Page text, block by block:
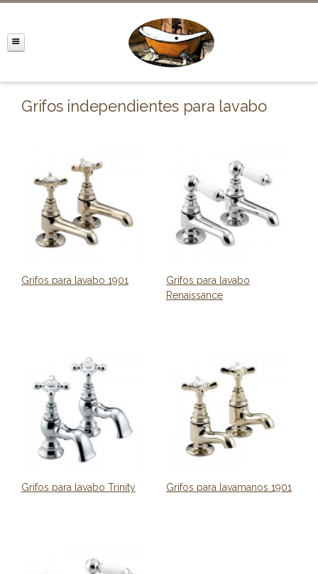
Grifos independientes para lavabo
Grifos para lavabo 1901
Grifos para lavabo
Renaissance
Grifos para lavabo Trinity Grifos para lavamanos 1901